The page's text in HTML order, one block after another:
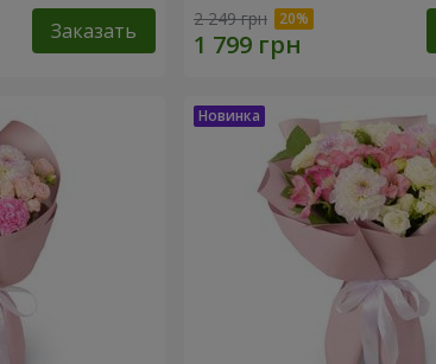
Заказать 2 249 грн